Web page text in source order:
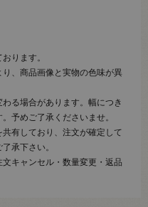
ります。
り、商品画像と実物の色味が異
る場合があります。幅につき
予めご了承くださいませ。
有しており、注文が確定して
承下さい。
キャンセル・数量変更・返品